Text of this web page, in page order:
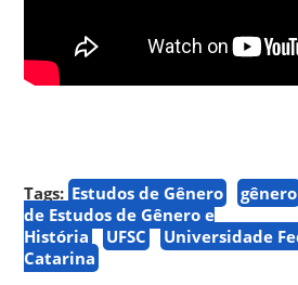
Tags: Estudos de Gênero gênero
de Estudos de Gênero e
História
UFSC
Universidade
Catarina